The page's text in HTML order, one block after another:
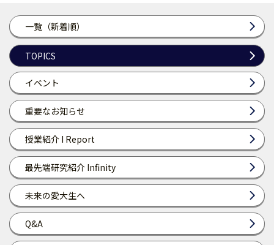
一覧（新着順）
TOPICS
イベント
重要なお知らせ
授業紹介 I Report
最先端研究紹介 Infinity
未来の愛大生へ
Q&A